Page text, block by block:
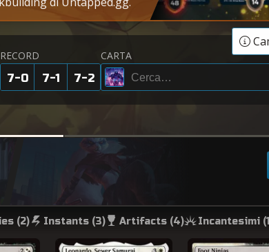
RECORD
7-0
7-1 7-2
CARTA
(2) Instants (3) Artifacts (4) Incantesimi (1